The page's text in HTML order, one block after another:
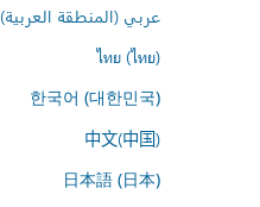
عربي (المنطقة العربية)
ไทย (ไทย)
한국어 (대한민국)
中文(中国)
日本語 (日本)